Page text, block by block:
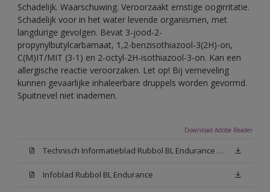
Schadelijk. Waarschuwing. Veroorzaakt ernstige oogirritatie.
Schadelijk voor in het water levende organismen, met
langdurige gevolgen. Bevat 3-jood-2-
propynylbutylcarbamaat, 1,2-benzisothiazool-3(2H)-on,
C(M)IT/MIT (3-1) en 2-octyl-2H-isothiazool-3-on. Kan een
allergische reactie veroorzaken. Let op! Bij verneveling
kunnen gevaarlijke inhaleerbare druppels worden gevormd.
Spuitnevel niet inademen.
Download Adobe Reader
Technisch Informatieblad Rubbol BL Endurance HG (PDF)
Infoblad Rubbol BL Endurance